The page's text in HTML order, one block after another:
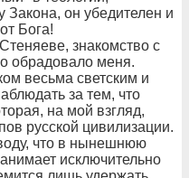
Закона, он убедителен и
Бога!
знакомство с
обрадовало меня.
весьма светским и
за тем, что
на мой взгляд,
русской цивилизации.
что в нынешнюю
исключительно